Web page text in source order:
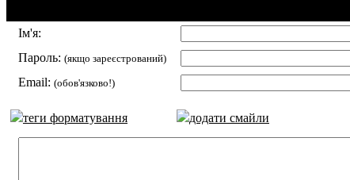
Ім'я:
Пароль: (якщо зареєстрований)
Email: (обов'язково!)
теги форматування додати смайли